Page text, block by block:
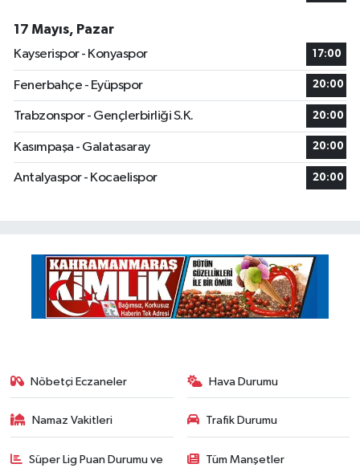
17 Mayıs, Pazar
Kayserispor - Konyaspor
17:00
Fenerbahçe - Eyüpspor 20:00
Trabzonspor - Gençlerbirliği S.K. 20:00
Kasımpaşa - Galatasaray 20:00
Antalyaspor - Kocaelispor 20:00
Nöbetçi Eczaneler Hava Durumu
Namaz Vakitleri Trafik Durumu
Süper Lig Puan Durumu ve
Tüm Manşetler